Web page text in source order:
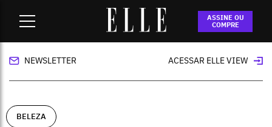
ASSINE OU
COMPRE
Acidificante capilar: 9 opções que estão na
mira dos cabeleireiros
NEWSLETTER ACESSAR ELLE VIEW
BELEZA